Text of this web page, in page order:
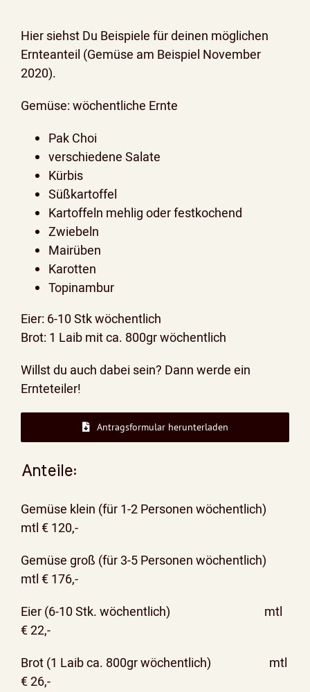
Hier siehst Du Beispiele für deinen möglichen
Ernteanteil (Gemüse am Beispiel November
2020).
Gemüse: wöchentliche Ernte
Pak Choi
verschiedene Salate
Kürbis
Süßkartoffel
Kartoffeln mehlig oder festkochend
Zwiebeln
Mairüben
Karotten
Topinambur
Eier: 6-10 Stk wöchentlich
Brot: 1 Laib mit ca. 800gr wöchentlich
Willst du auch dabei sein? Dann werde ein
Ernteteiler!
Antragsformular herunterladen
Anteile:
Gemüse klein (für 1-2 Personen wöchentlich)
mtl € 120,-
Gemüse groß (für 3-5 Personen wöchentlich)
mtl € 176,-
Eier (6-10 Stk. wöchentlich) mtl
€ 22,-
Brot (1 Laib ca. 800gr wöchentlich) mtl
€ 26,-